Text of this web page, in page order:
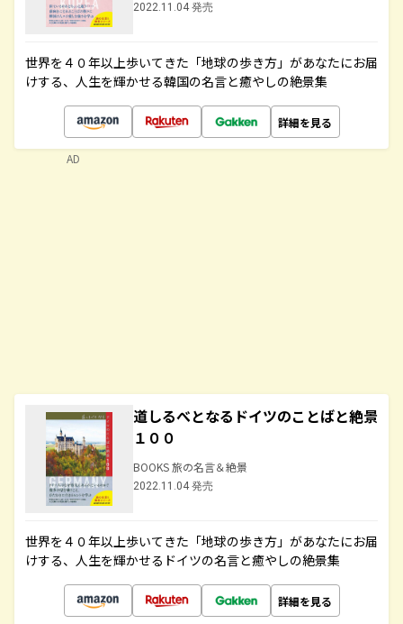
2022.11.04 発売
世界を４０年以上歩いてきた「地球の歩き方」があなたにお届
けする、人生を輝かせる韓国の名言と癒やしの絶景集
詳細を見る
道しるべとなるドイツのことばと絶景
１００
BOOKS 旅の名言＆絶景
2022.11.04 発売
世界を４０年以上歩いてきた「地球の歩き方」があなたにお届
けする、人生を輝かせるドイツの名言と癒やしの絶景集
詳細を見る
AD